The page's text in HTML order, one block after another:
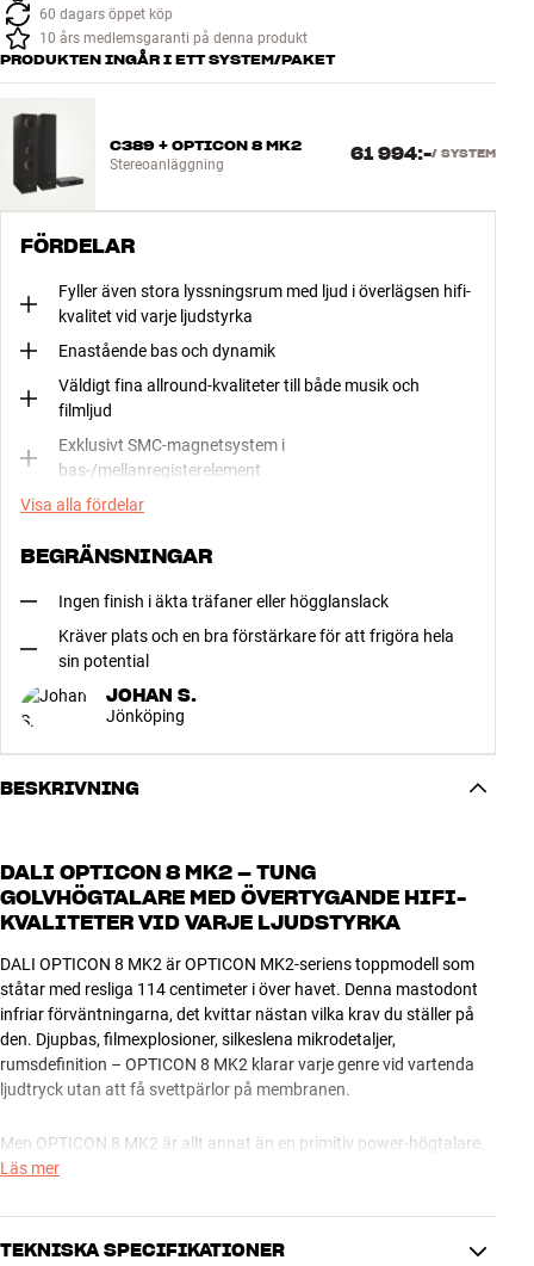
60 dagars öppet köp
10 års medlemsgaranti på denna produkt
PRODUKTEN INGÅR I ETT SYSTEM/PAKET
C389 + OPTICON 8 MK2
Stereoanläggning
61 994:-/ SYSTEM
FÖRDELAR
Fyller även stora lyssningsrum med ljud i överlägsen hifi-
kvalitet vid varje ljudstyrka
Enastående bas och dynamik
Väldigt fina allround-kvaliteter till både musik och
filmljud
Exklusivt SMC-magnetsystem i
bas-/mellanregisterelement
Visa alla fördelar
BEGRÄNSNINGAR
Ingen finish i äkta träfaner eller högglanslack
Kräver plats och en bra förstärkare för att frigöra hela
sin potential
JOHAN S.
Jönköping
BESKRIVNING
DALI OPTICON 8 MK2 – TUNG
GOLVHÖGTALARE MED ÖVERTYGANDE HIFI-
KVALITETER VID VARJE LJUDSTYRKA
DALI OPTICON 8 MK2 är OPTICON MK2-seriens toppmodell som
ståtar med resliga 114 centimeter i över havet. Denna mastodont
infriar förväntningarna, det kvittar nästan vilka krav du ställer på
den. Djupbas, filmexplosioner, silkeslena mikrodetaljer,
rumsdefinition – OPTICON 8 MK2 klarar varje genre vid vartenda
ljudtryck utan att få svettpärlor på membranen.
Men OPTICON 8 MK2 är allt annat än en primitiv power-högtalare.
Trots den massiva bestyckningen är den nämligen nästan
ljud. DALIs unika SMC-magnetsystem, Low-loss-teknik och seriös
kvalitet ända in i minsta detalj gör att OPTICON 8 MK2 kan leverera
Läs mer
TEKNISKA SPECIFIKATIONER